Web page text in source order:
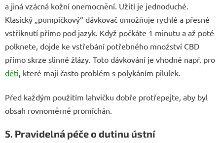
a jiná vzácná kožní onemocnění. Užití je jednoduché.
Klasický „pumpičkový“ dávkovač umožňuje rychlé a přesné
vstříknutí přímo pod jazyk. Když počkáte 1 minutu a až poté
polknete, dojde ke vstřebání potřebného množství CBD
přímo skrze slinné žlázy. Toto dávkování je vhodné např. pro
děti, které mají často problém s polykáním pilulek.
Před každým použitím lahvičku dobře protřepejte, aby byl
obsah rovnoměrně promíchán.
5. Pravidelná péče o dutinu ústní